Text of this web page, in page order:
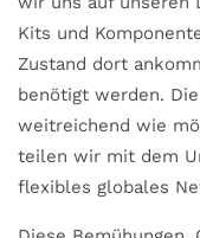
Kits und
Zustand dort
benötigt werden.
weitreichend wie
teilen wir mit dem
flexibles globales